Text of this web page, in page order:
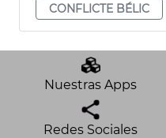
CONFLICTE BÉLIC
Nuestras Apps
Redes Sociales